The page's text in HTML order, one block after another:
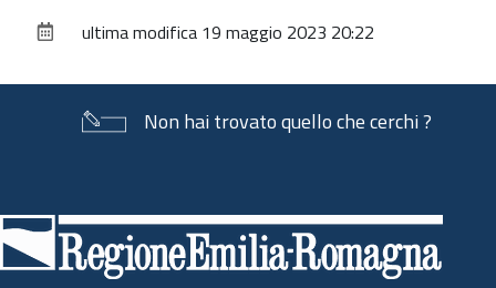
documentoultima modifica 19 maggio 2023 20:22
Non hai trovato quello che cerchi ?
di
pagina